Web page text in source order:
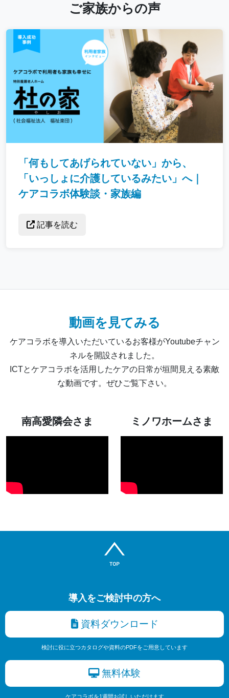
ご家族からの声
「何もしてあげられていない」から、
「いっしょに介護しているみたい」へ｜
ケアコラボ体験談・家族編
記事を読む
動画を見てみる
ケアコラボを導入いただいているお客様がYoutubeチャン
ネルを開設されました。
ICTとケアコラボを活用したケアの日常が垣間見える素敵
な動画です。ぜひご覧下さい。
南高愛隣会さま ミノワホームさま
導入をご検討中の方へ
資料ダウンロード
検討に役に立つカタログや資料のPDFをご用意しています
無料体験
ケアコラボを1週間お試しいただけます